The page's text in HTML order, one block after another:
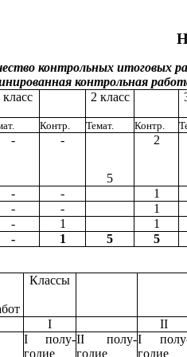
контрольных итоговых
контрольная
класс 2 класс
Контр. Темат. Контр.
- -
5
2
- - 1
- - 1
- 1 1
- 1 5 5
Классы
I II
I полу-
годие
II полу-
годие
I
годие